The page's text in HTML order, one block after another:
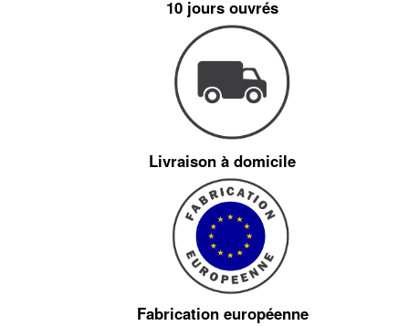
10 jours ouvrés
Livraison à domicile
Fabrication européenne